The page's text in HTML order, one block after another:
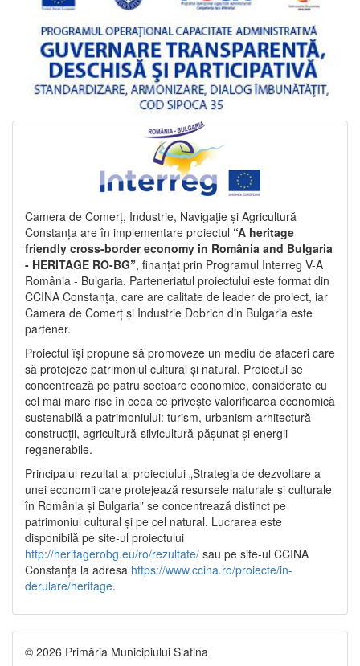
Camera de Comerț, Industrie, Navigație și Agricultură
Constanța are în implementare proiectul “A heritage
friendly cross-border economy in România and Bulgaria
- HERITAGE RO-BG”, finanțat prin Programul Interreg V-A
România - Bulgaria. Parteneriatul proiectului este format din
CCINA Constanța, care are calitate de leader de proiect, iar
Camera de Comerț și Industrie Dobrich din Bulgaria este
partener.
Proiectul își propune să promoveze un mediu de afaceri care
să protejeze patrimoniul cultural și natural. Proiectul se
concentrează pe patru sectoare economice, considerate cu
cel mai mare risc în ceea ce privește valorificarea economică
sustenabilă a patrimoniului: turism, urbanism-arhitectură-
construcții, agricultură-silvicultură-pășunat și energii
regenerabile.
Principalul rezultat al proiectului „Strategia de dezvoltare a
unei economii care protejează resursele naturale și culturale
în România și Bulgaria” se concentrează distinct pe
patrimoniul cultural și pe cel natural. Lucrarea este
disponibilă pe site-ul proiectului
http://heritagerobg.eu/ro/rezultate/ sau pe site-ul CCINA
Constanța la adresa https://www.ccina.ro/proiecte/in-
derulare/heritage.
© 2026 Primăria Municipiului Slatina